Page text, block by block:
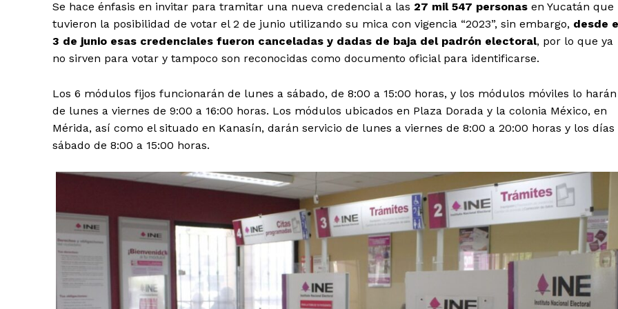
Se hace énfasis en invitar para tramitar una nueva credencial a las 27 mil 547 personas en Yucatán que
tuvieron la posibilidad de votar el 2 de junio utilizando su mica con vigencia “2023”, sin embargo, desde
3 de junio esas credenciales fueron canceladas y dadas de baja del padrón electoral, por lo que ya
no sirven para votar y tampoco son reconocidas como documento oficial para identificarse.
Los 6 módulos fijos funcionarán de lunes a sábado, de 8:00 a 15:00 horas, y los módulos móviles lo harán
de lunes a viernes de 9:00 a 16:00 horas. Los módulos ubicados en Plaza Dorada y la colonia México, en
Mérida, así como el situado en Kanasín, darán servicio de lunes a viernes de 8:00 a 20:00 horas y los días
sábado de 8:00 a 15:00 horas.